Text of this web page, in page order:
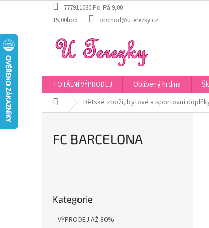
obsah
777911030 Po-Pá 9,00 -
15,00hod
obchod@uterezky.cz
TOTÁLNÍ VÝPRODEJ Oblíbený hrdina
Domů Dětské zboží, bytové a sportovní
FC BARCELONA
kategorie
Kategorie
VÝPRODEJ AŽ 80%